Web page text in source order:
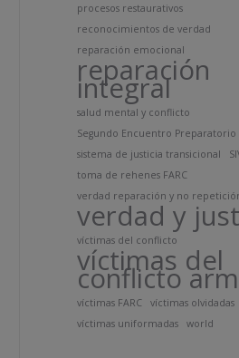
procesos restaurativos
reconocimientos de verdad
reparación emocional
reparación
integral
salud mental y conflicto
Segundo Encuentro Preparatorio
sistema de justicia transicional
toma de rehenes FARC
verdad reparación y no
verdad y
víctimas del conflicto
víctimas del
conflicto
víctimas FARC
víctimas olvidadas
víctimas uniformadas
world